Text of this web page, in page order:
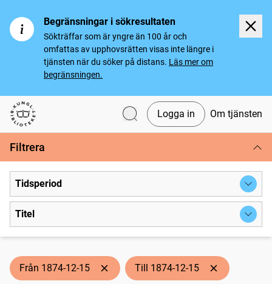
Begränsningar i sökresultaten
Sökträffar som är yngre än 100 år och
omfattas av upphovsrätten visas inte längre i
tjänsten när du söker på distans. Läs mer om
begränsningen.
Svenska tidningar
Logga in Om tjänsten
Filtrera
Tidsperiod
Titel
Från 1874-12-15 Till 1874-12-15